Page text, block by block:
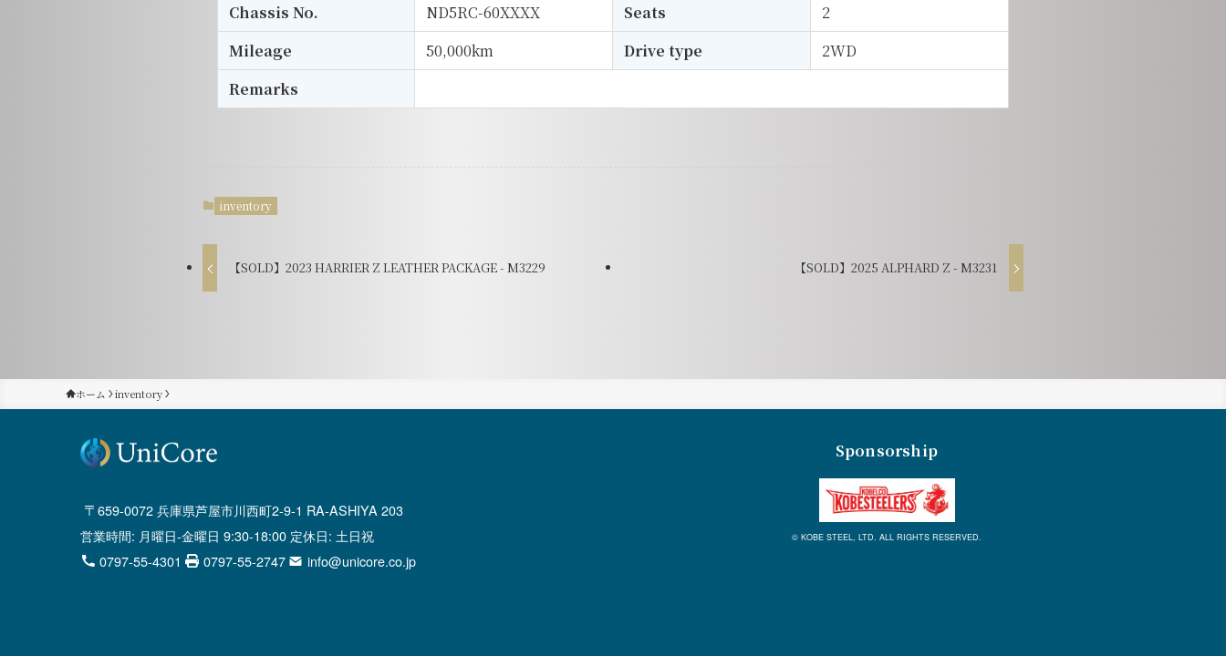
Chassis No.
ND5RC-60XXXX Seats
2
Mileage
50,000km Drive type
2WD
Remarks
inventory
【SOLD】2023 HARRIER Z LEATHER PACKAGE - M3229 【SOLD】2025 ALPHARD Z - M3231
ホーム inventory
659-0072 兵庫県芦屋市川西町2-9-1 RA-ASHIYA 203
営業時間: 月曜日-金曜日 9:30-18:00 定休日: 土日祝
0797-55-4301
0797-55-2747 info@unicore.co.jp
Sponsorship
© KOBE STEEL, LTD. ALL RIGHTS RESERVED.